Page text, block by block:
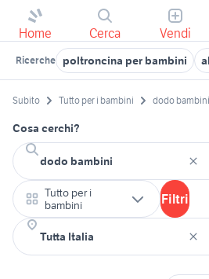
Home Cerca Vendi
Ricerche poltroncina per bambini
Subito Tutto per i bambini dodo bambini
Cosa cerchi?
Tutto per i
bambini
Filtri